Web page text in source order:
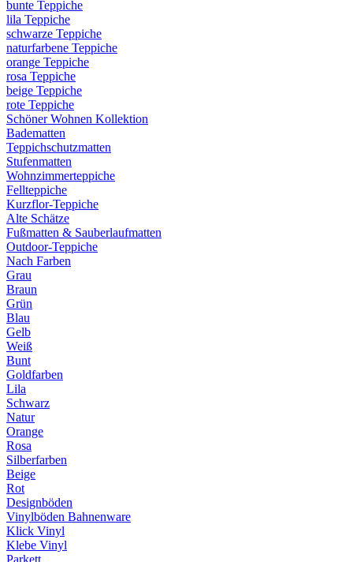
bunte Teppiche
lila Teppiche
schwarze Teppiche
naturfarbene Teppiche
orange Teppiche
rosa Teppiche
beige Teppiche
rote Teppiche
Schöner Wohnen Kollektion
Badematten
Teppichschutzmatten
Stufenmatten
Wohnzimmerteppiche
Fellteppiche
Kurzflor-Teppiche
Alte Schätze
Fußmatten & Sauberlaufmatten
Outdoor-Teppiche
Nach Farben
Grau
Braun
Grün
Blau
Gelb
Weiß
Bunt
Goldfarben
Lila
Schwarz
Natur
Orange
Rosa
Silberfarben
Beige
Rot
Designböden
Vinylböden Bahnenware
Klick Vinyl
Klebe Vinyl
Parkett